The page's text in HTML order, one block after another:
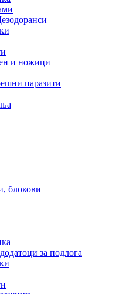
и ножици
паразити
блокови
за подлога